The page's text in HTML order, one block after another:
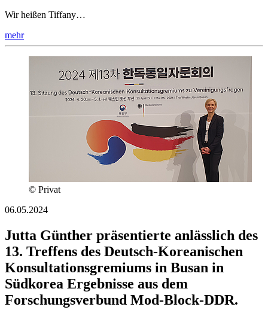
Wir heißen Tiffany…
mehr
© Privat
06.05.2024
Jutta Günther präsentierte anlässlich des
13. Treffens des Deutsch-Koreanischen
Konsultationsgremiums in Busan in
Südkorea Ergebnisse aus dem
Forschungsverbund Mod-Block-DDR.